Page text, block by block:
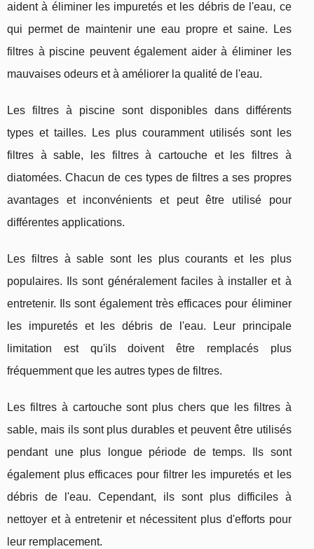
aident à éliminer les impuretés et les débris de l'eau, ce
qui permet de maintenir une eau propre et saine. Les
filtres à piscine peuvent également aider à éliminer les
mauvaises odeurs et à améliorer la qualité de l'eau.
Les filtres à piscine sont disponibles dans différents
types et tailles. Les plus couramment utilisés sont les
filtres à sable, les filtres à cartouche et les filtres à
diatomées. Chacun de ces types de filtres a ses propres
avantages et inconvénients et peut être utilisé pour
différentes applications.
Les filtres à sable sont les plus courants et les plus
populaires. Ils sont généralement faciles à installer et à
entretenir. Ils sont également très efficaces pour éliminer
les impuretés et les débris de l'eau. Leur principale
limitation est qu'ils doivent être remplacés plus
fréquemment que les autres types de filtres.
Les filtres à cartouche sont plus chers que les filtres à
sable, mais ils sont plus durables et peuvent être utilisés
pendant une plus longue période de temps. Ils sont
également plus efficaces pour filtrer les impuretés et les
débris de l'eau. Cependant, ils sont plus difficiles à
nettoyer et à entretenir et nécessitent plus d'efforts pour
leur remplacement.